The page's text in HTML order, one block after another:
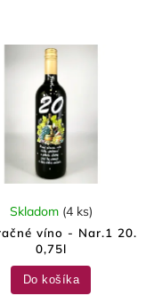
víno - Nar.1 20.
0,75l
Skladom (4 ks)
Do košíka